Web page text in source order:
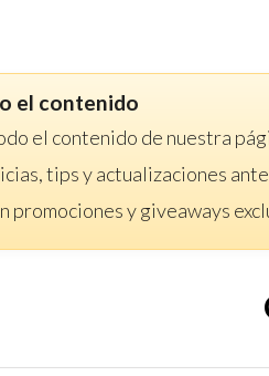
el contenido
el contenido de nuestra
tips y actualizaciones
promociones y giveaways